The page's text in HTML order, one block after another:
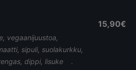
vegaanijuustoa,
sipuli, suolakurkku,
dippi, lisuke .
15,90€